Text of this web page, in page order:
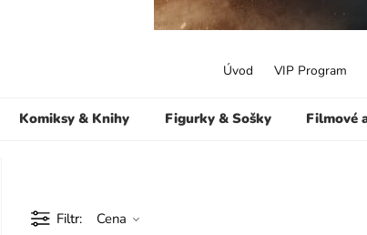
Komiksy & Knihy Figurky & Sošky Filmové
Úvod VIP Program
Filtr Cena